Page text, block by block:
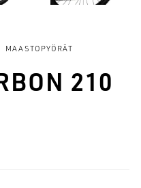
MAASTOPYÖRÄT
210